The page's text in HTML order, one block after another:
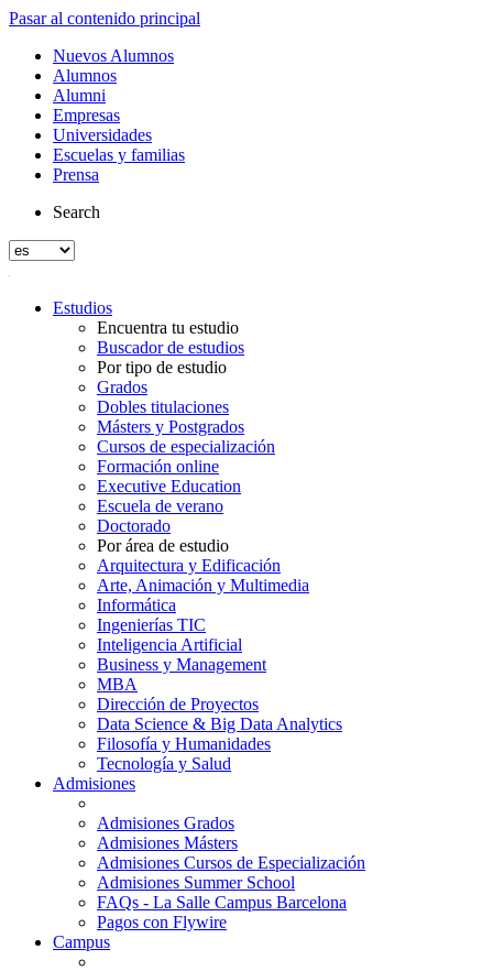
Pasar al contenido principal
Nuevos Alumnos
Alumnos
Alumni
Empresas
Universidades
Escuelas y familias
Prensa
Search
Estudios
Encuentra tu estudio
Buscador de estudios
Por tipo de estudio
Grados
Dobles titulaciones
Másters y Postgrados
Cursos de especialización
Formación online
Executive Education
Escuela de verano
Doctorado
Por área de estudio
Arquitectura y Edificación
Arte, Animación y Multimedia
Informática
Ingenierías TIC
Inteligencia Artificial
Business y Management
MBA
Dirección de Proyectos
Data Science & Big Data Analytics
Filosofía y Humanidades
Tecnología y Salud
Admisiones
Admisiones Grados
Admisiones Másters
Admisiones Cursos de Especialización
Admisiones Summer School
FAQs - La Salle Campus Barcelona
Pagos con Flywire
Campus